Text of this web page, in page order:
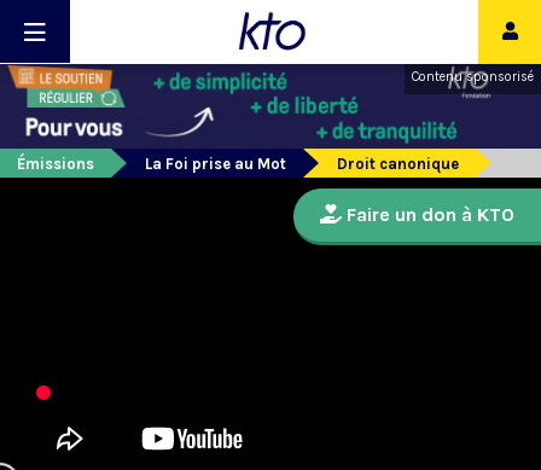
Contenu sponsorisé
Émissions La Foi prise au Mot Droit canonique
Faire un don à KTO